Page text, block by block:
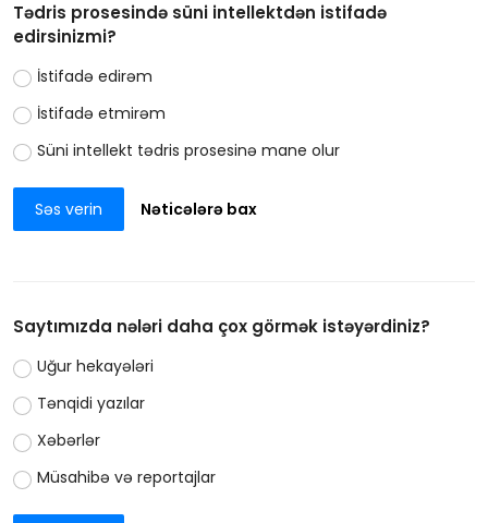
Tədris prosesində süni intellektdən istifadə
edirsinizmi?
İstifadə edirəm
İstifadə etmirəm
Süni intellekt tədris prosesinə mane olur
Səs verin Nəticələrə bax
Saytımızda nələri daha çox görmək istəyərdiniz?
Uğur hekayələri
Tənqidi yazılar
Xəbərlər
Müsahibə və reportajlar